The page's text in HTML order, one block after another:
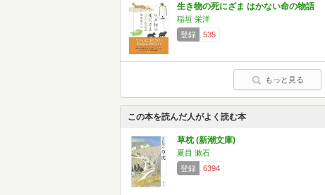
生き物の死にざま はかない命の物語
稲垣 栄洋
登録
535
もっと見る
この本を読んだ人がよく読む本
草枕 (新潮文庫)
夏目 漱石
登録
6394